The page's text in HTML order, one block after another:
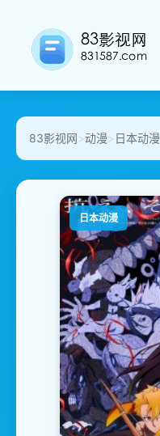
83影视网>动漫> 日本动漫
日本动漫